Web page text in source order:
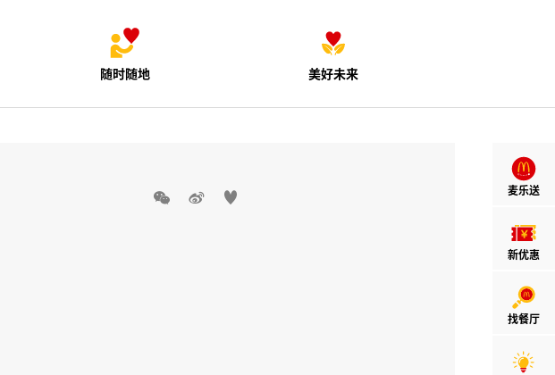
随时随地 美好未来
麦乐送
新优惠
找餐厅
  